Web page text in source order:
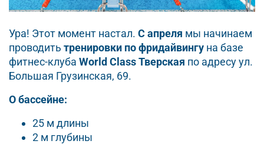
Ура! Этот момент настал. С апреля мы начинаем
проводить тренировки по фридайвингу на базе
фитнес-клуба World Class Тверская по адресу ул.
Большая Грузинская, 69.
О бассейне:
25 м длины
2 м глубины